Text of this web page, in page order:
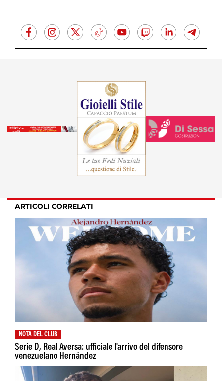
ARTICOLI CORRELATI
NOTA DEL CLUB
Serie D, Real Aversa: ufficiale l'arrivo del difensore
venezuelano Hernández